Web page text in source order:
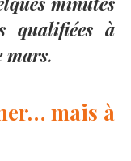
qualifiées à
mars.
mais à